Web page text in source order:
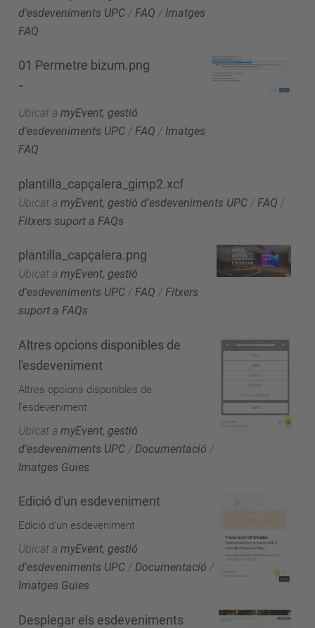
d'esdeveniments UPC / FAQ / Imatges
FAQ
01 Permetre bizum.png
""
Ubicat a myEvent, gestió
d'esdeveniments UPC /FAQ / Imatges
FAQ
plantilla_capçalera_gimp2.xcf
Ubicat a myEvent, gestió d'esdeveniments UPC / FAQ /
Fitxers suport a FAQs
plantilla_capçalera.png
Ubicat a myEvent, gestió
d'esdeveniments UPC /FAQ /Fitxers
suport a FAQs
Altres opcions disponibles de
l'esdeveniment
Altres opcions disponibles de
l'esdeveniment
Ubicat a myEvent, gestió
d'esdeveniments UPC / Documentació /
Imatges Guies
Edició d'un esdeveniment
Edició d'un esdeveniment
Ubicat a myEvent, gestió
d'esdeveniments UPC /Documentació /
Imatges Guies
Desplegar els esdeveniments